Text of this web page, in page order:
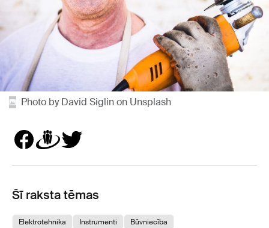
Photo by David Siglin on Unsplash
Šī raksta tēmas
Elektrotehnika Instrumenti Būvniecība